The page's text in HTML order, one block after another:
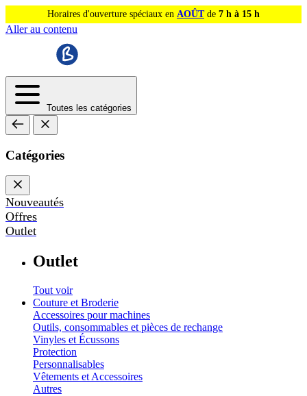
Horaires d'ouverture spéciaux en AOÛTde 7 h à 15 h
Aller au contenu
Toutes les catégories
Catégories
Nouveautés
Offres
Outlet
Outlet
Tout voir
Couture et Broderie
Accessoires pour machines
Outils, consommables et pièces de rechange
Vinyles et Écussons
Protection
Personnalisables
Vêtements et Accessoires
Autres